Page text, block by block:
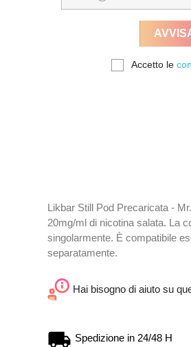
Accetto le
Likbar Still Pod Precaricata -
20mg/ml di nicotina salata. La
singolarmente. È compatibile
separatamente.
Hai bisogno di aiuto su
Spedizione in 24/48 H